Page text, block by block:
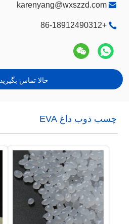
karenyang@wxszzd.com
+86-18912490312
حالا تماس بگیرید
چسب ذوب داغ EVA